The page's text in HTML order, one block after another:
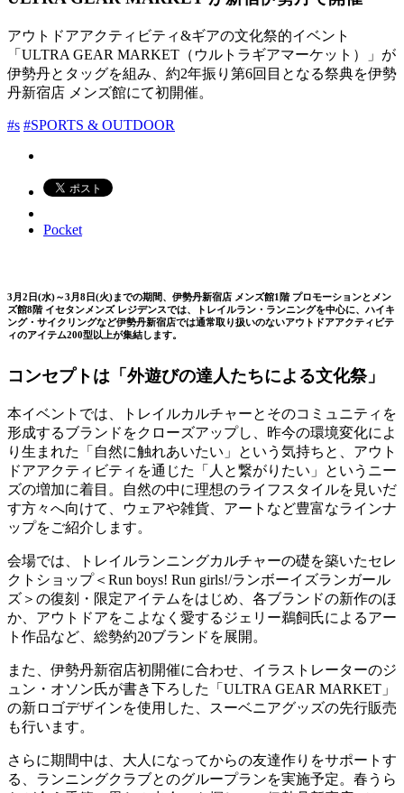
アウトドアアクティビティ&ギアの文化祭的イベント
「ULTRA GEAR MARKET（ウルトラギアマーケット）」が
伊勢丹とタッグを組み、約2年振り第6回目となる祭典を伊勢
丹新宿店 メンズ館にて初開催。
#s #SPORTS & OUTDOOR
Pocket
3月2日(水)～3月8日(火)までの期間、伊勢丹新宿店 メンズ館1階 プロモーションとメン
ズ館8階 イセタンメンズ レジデンスでは、トレイルラン・ランニングを中心に、ハイキ
ング・サイクリングなど伊勢丹新宿店では通常取り扱いのないアウトドアアクティビテ
ィのアイテム200型以上が集結します。
コンセプトは「外遊びの達人たちによる文化祭」
本イベントでは、トレイルカルチャーとそのコミュニティを
形成するブランドをクローズアップし、昨今の環境変化によ
り生まれた「自然に触れあいたい」という気持ちと、アウト
ドアアクティビティを通じた「人と繋がりたい」というニー
ズの増加に着目。自然の中に理想のライフスタイルを見いだ
す方々へ向けて、ウェアや雑貨、アートなど豊富なラインナ
ップをご紹介します。
会場では、トレイルランニングカルチャーの礎を築いたセレ
クトショップ＜Run boys! Run girls!/ランボーイズランガール
ズ＞の復刻・限定アイテムをはじめ、各ブランドの新作のほ
か、アウトドアをこよなく愛するジェリー鵜飼氏によるアー
ト作品など、総勢約20ブランドを展開。
また、伊勢丹新宿店初開催に合わせ、イラストレーターのジ
ュン・オソン氏が書き下ろした「ULTRA GEAR MARKET」
の新ロゴデザインを使用した、スーベニアグッズの先行販売
も行います。
さらに期間中は、大人になってからの友達作りをサポートす
る、ランニングクラブとのグループランを実施予定。春うら